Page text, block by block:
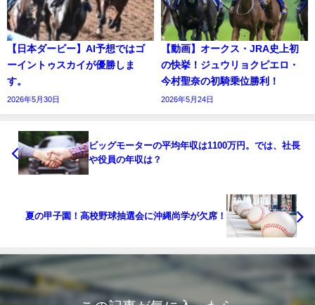
【日本ダービー】AI予想ではゴ
ーイントゥスカイが優勝しま
す。
2026年5月30日
【動画】オークス・JRA史上初
の快挙！ジュウリョクピエロ・
今村聖奈の初騎乗位勝利！
2026年5月24日
ビッグモーターの平均年収は1100万円。では、社長
や役員の年収は？
夏の甲子園！高校野球抽選会に沖縄尚学が欠席！